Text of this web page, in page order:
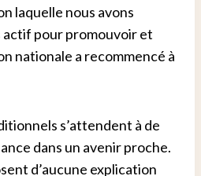
laquelle nous avons
actif pour promouvoir et
nationale a recommencé à
s’attendent à de
dans un avenir proche.
d’aucune explication